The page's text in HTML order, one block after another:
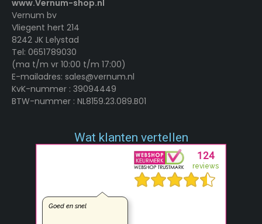
www.Vernum-shop.nl
Vernum bv
Vliegent hert 214
8242 JK Lelystad
Tel: 0651789030
(ma t/m vr 10:00 t/m 17:00)
E-mailadres: sales@vernum.nl
KvK-nummer : 39094449
BTW-nummer : NL8159.23.089.B01
Wat klanten vertellen